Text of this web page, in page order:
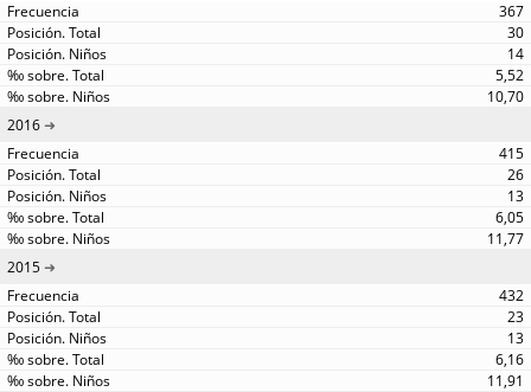
367
30
14
5,52
10,70
2016
415
26
13
6,05
11,77
2015
432
23
13
6,16
11,91